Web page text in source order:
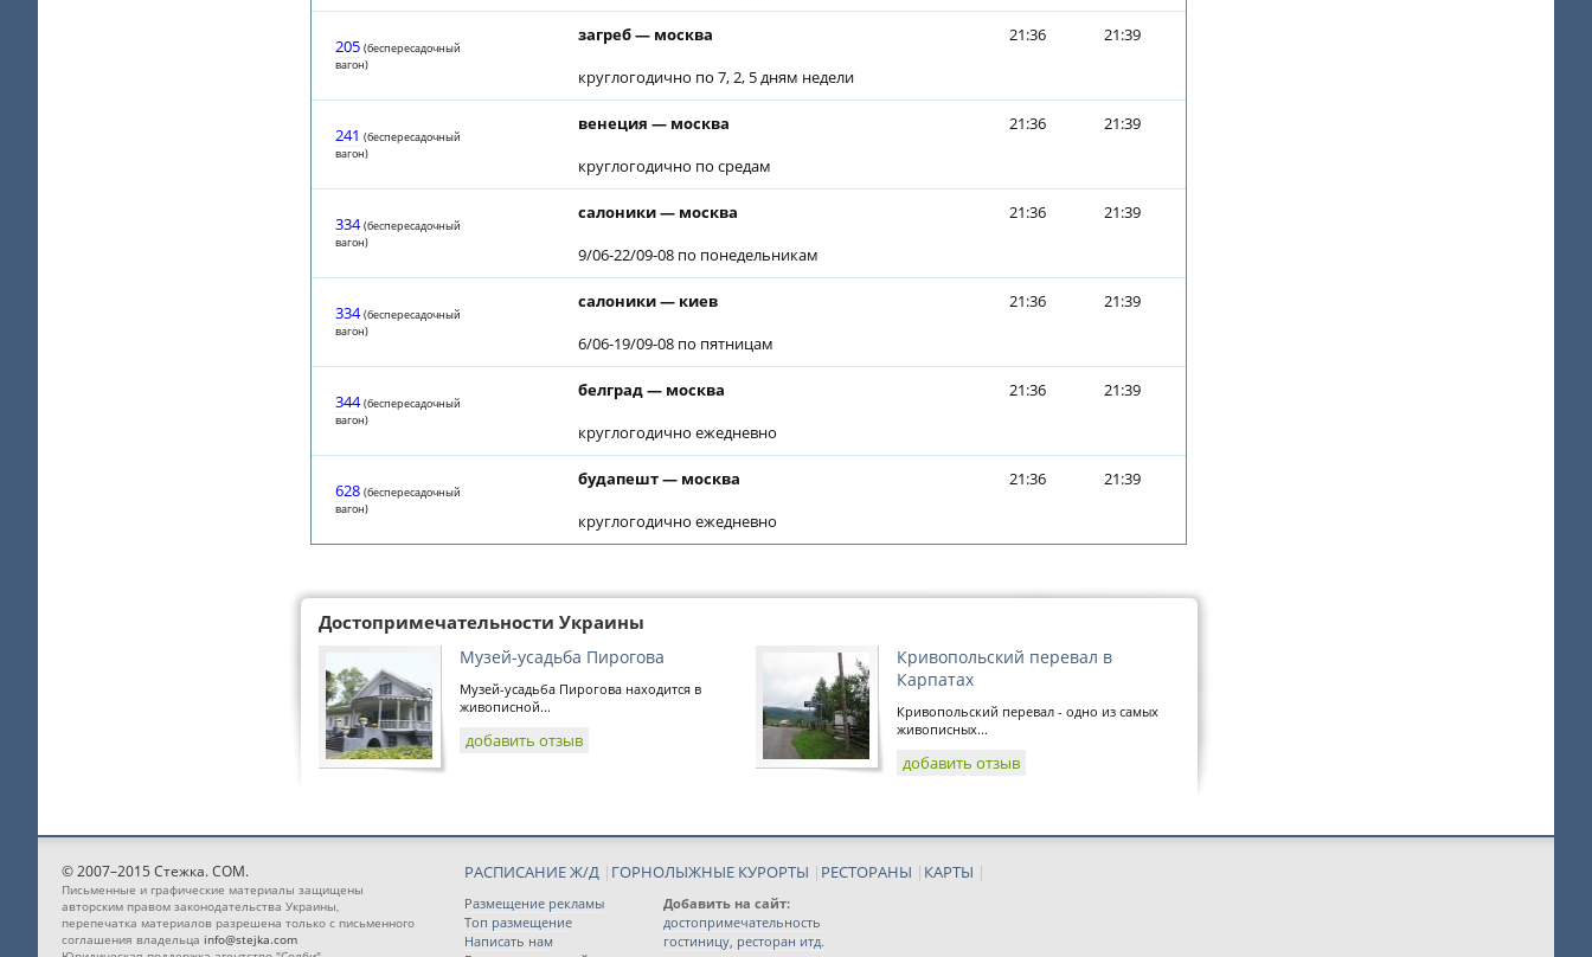
205 (беспересадочный
вагон)
загреб — москва
круглогодично по 7, 2, 5 дням недели
21:36 21:39
241 (беспересадочный
вагон)
венеция — москва
круглогодично по средам
21:36 21:39
334 (беспересадочный
вагон)
салоники — москва
9/06-22/09-08 по понедельникам
21:36 21:39
334 (беспересадочный
вагон)
салоники — киев
6/06-19/09-08 по пятницам
21:36 21:39
344 (беспересадочный
вагон)
белград — москва
круглогодично ежедневно
21:36 21:39
628 (беспересадочный
вагон)
будапешт — москва
круглогодично ежедневно
21:36 21:39
Достопримечательности Украины
Музей-усадьба Пирогова
Музей-усадьба Пирогова находится в
живописной...
добавить отзыв
Кривопольский перевал в
Карпатах
Кривопольский перевал - одно из самых
живописных...
добавить отзыв
© 2007–2015 Стежка. COM.
Письменные и графические материалы защищены
авторским правом законодательства Украины,
перепечатка материалов разрешена только с письменного
соглашения владельца info@stejka.com
РАСПИСАНИЕ Ж/Д | ГОРНОЛЫЖНЫЕ КУРОРТЫ | РЕСТОРАНЫ | КАРТЫ |
Размещение рекламы
Топ размещение
Написать нам
Добавить на сайт:
достопримечательность
гостиницу, ресторан итд.